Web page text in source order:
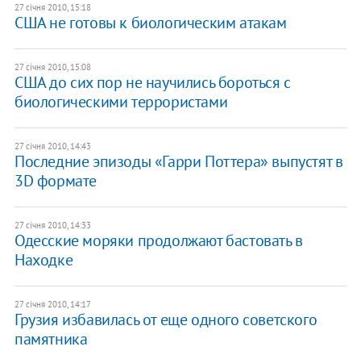
27 січня 2010, 15:18
США не готовы к биологическим атакам
27 січня 2010, 15:08
США до сих пор не научились бороться с
биологическими террористами
27 січня 2010, 14:43
Последние эпизоды «Гарри Поттера» выпустят в
3D формате
27 січня 2010, 14:33
Одесские моряки продолжают бастовать в
Находке
27 січня 2010, 14:17
Грузия избавилась от еще одного советского
памятника